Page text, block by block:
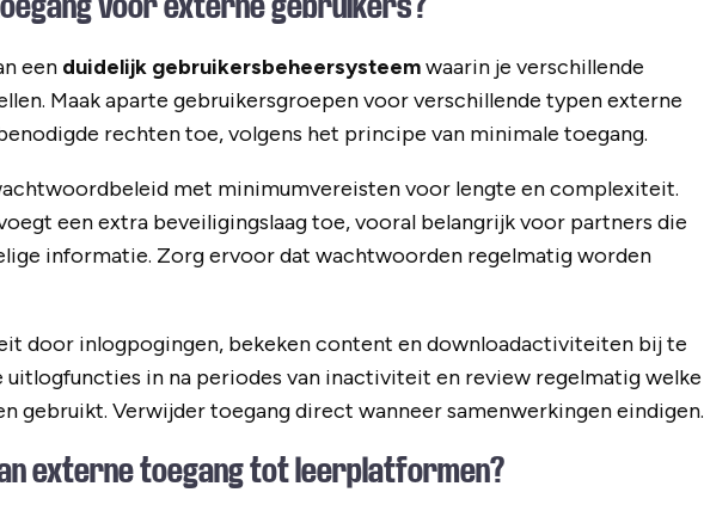
een duidelijk gebruikersbeheersysteemwaarin je verschillende
Maak aparte gebruikersgroepen voor verschillende typen externe
rechten toe, volgens het principe van minimale toegang.
met minimumvereisten voor lengte en complexiteit.
een extra beveiligingslaag toe, vooral belangrijk voor partners die
informatie. Zorg ervoor dat wachtwoorden regelmatig worden
door inlogpogingen, bekeken content en downloadactiviteiten bij te
uitlogfuncties in na periodes van inactiviteit en review regelmatig welke
gebruikt. Verwijder toegang direct wanneer samenwerkingen eindigen.
externe toegang tot leerplatformen?